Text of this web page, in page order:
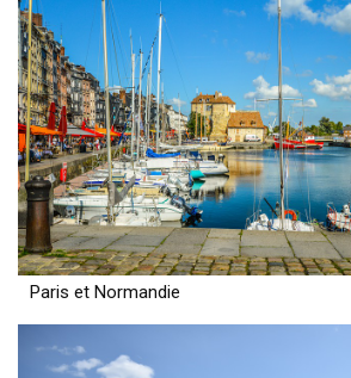
Paris et Normandie